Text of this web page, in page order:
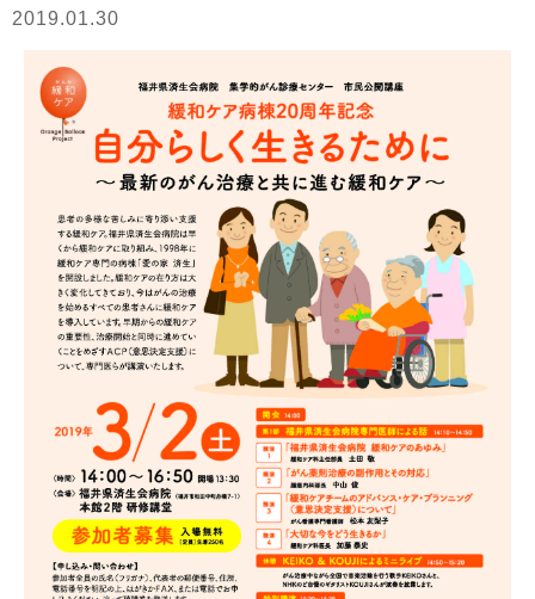
2019.01.30